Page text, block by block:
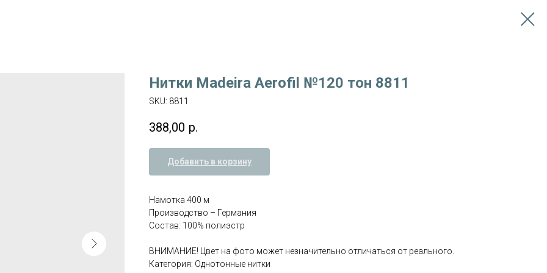
Нитки Madeira Aerofil №120 тон 8811
SKU: 8811
388,00 р.
Добавить в корзину
Намотка 400 м
Производство – Германия
Состав: 100% полиэстр
ВНИМАНИЕ! Цвет на фото может незначительно отличаться от реального.
Категория: Однотонные нитки